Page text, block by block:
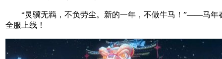
“灵骥无羁，不负劳尘。新的一年，不做牛马！”——马年
全服上线！